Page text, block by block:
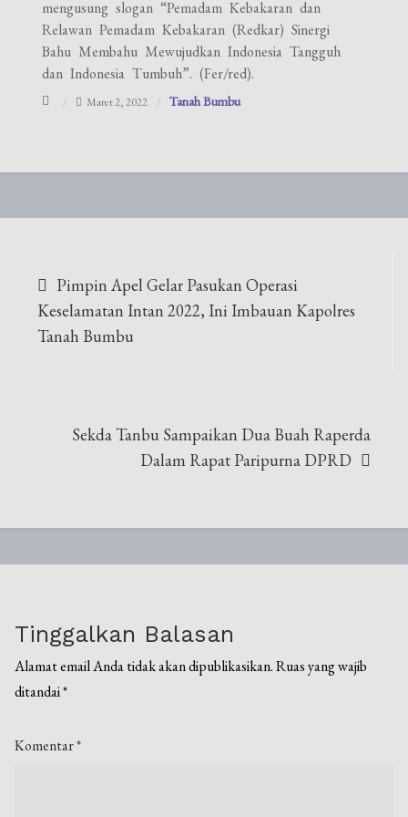
mengusung slogan “Pemadam Kebakaran dan
Relawan Pemadam Kebakaran (Redkar) Sinergi
Bahu Membahu Mewujudkan Indonesia Tangguh
dan Indonesia Tumbuh”. (Fer/red).
Maret 2, 2022 Tanah Bumbu
pos
Pimpin Apel Gelar Pasukan Operasi
Keselamatan Intan 2022, Ini Imbauan Kapolres
Tanah Bumbu
Sekda Tanbu Sampaikan Dua Buah Raperda
Dalam Rapat Paripurna DPRD
Tinggalkan Balasan
Alamat email Anda tidak akan dipublikasikan. Ruas yang wajib
ditandai*
Komentar*